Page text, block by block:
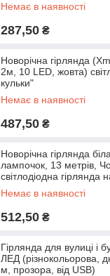
Немає в наявності
287,50 ₴
Новорічна гірлянда
2м, 10 LED, жовта)
кульки"
Немає в наявності
487,50 ₴
Новорічна гірлянда
лампочок, 13 метрів,
світлодіодна гірлянда
Немає в наявності
512,50 ₴
Гірлянда для вулиці і
ЛЕД (різнокольорова,
м, прозора, від USB)